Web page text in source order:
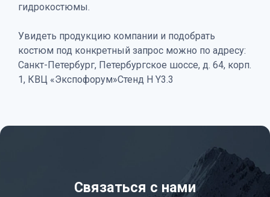
гидрокостюмы.
Увидеть продукцию компании и подобрать
костюм под конкретный запрос можно по адресу:
Санкт-Петербург, Петербургское шоссе, д. 64, корп.
1, КВЦ «Экспофорум»Стенд H Y3.3
Связаться с нами